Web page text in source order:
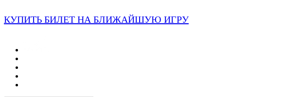
КУПИТЬ БИЛЕТ НА БЛИЖАЙШУЮ ИГРУ